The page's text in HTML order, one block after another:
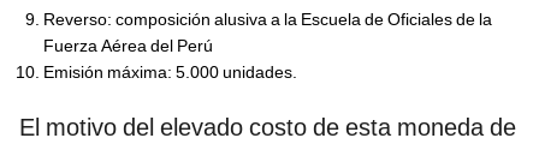
Reverso: composición alusiva a la Escuela de Oficiales de la
Fuerza Aérea del Perú
Emisión máxima: 5.000 unidades.
El motivo del elevado costo de esta moneda de